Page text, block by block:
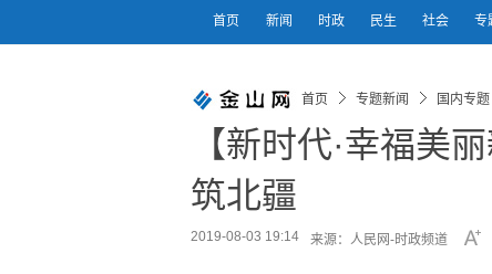
首页 新闻 时政 民生 社会 专
首页 专题新闻 国内专题
【新时代·幸福美
筑北疆
2019-08-03 19:14 来源：人民网-时政频道